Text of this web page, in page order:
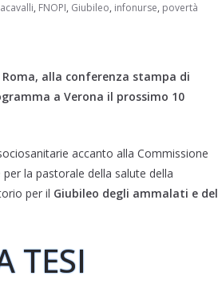
, FNOPI, Giubileo, infonurse, povertà
alla conferenza stampa di
a Verona il prossimo 10
accanto alla Commissione
la pastorale della salute della
per il Giubileo degli ammalati e del
TESI